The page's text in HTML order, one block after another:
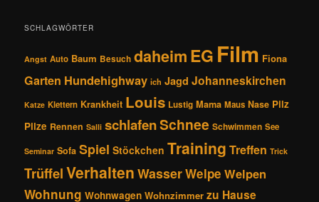
SCHLAGWÖRTER
Angst Auto Baum Besuch daheimEG Film Fiona
Garten Hundehighway ich Jagd Johanneskirchen
Katze Klettern Krankheit Louis Lustig Mama Maus Nase Pilz
Pilze Rennen Salli schlafenSchnee Schwimmen See
Seminar Sofa Spiel Stöckchen Training Treffen Trick
TrüffelVerhalten WasserWelpe Welpen
Wohnung Wohnwagen Wohnzimmer zu Hause